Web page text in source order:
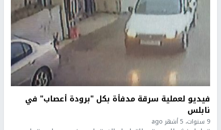
فيديو لعملية سرقة مدفأة بكل "برودة أعصاب" في
نابلس
9 سنوات، 5 أشهر ago